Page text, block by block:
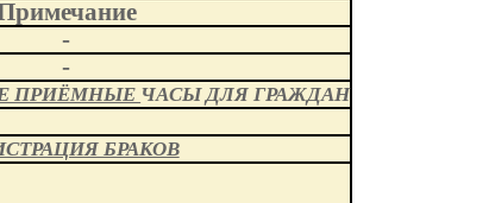
-
-
ПРИЁМНЫЕ ЧАСЫ ДЛЯ ГРАЖДАН
БРАКОВ